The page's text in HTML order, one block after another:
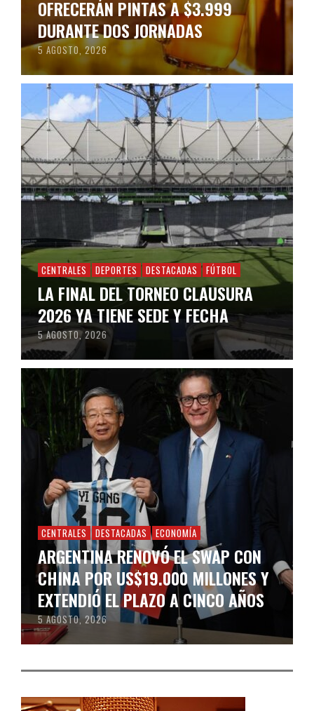
OFRECERÁN PINTAS A $3.999
DURANTE DOS JORNADAS
5 AGOSTO, 2026
CENTRALES DEPORTES DESTACADAS FÚTBOL
LA FINAL DEL TORNEO CLAUSURA
2026 YA TIENE SEDE Y FECHA
5 AGOSTO, 2026
CENTRALES DESTACADAS ECONOMÍA
ARGENTINA RENOVÓ EL SWAP CON
CHINA POR US$19.000 MILLONES Y
EXTENDIÓ EL PLAZO A CINCO AÑOS
5 AGOSTO, 2026